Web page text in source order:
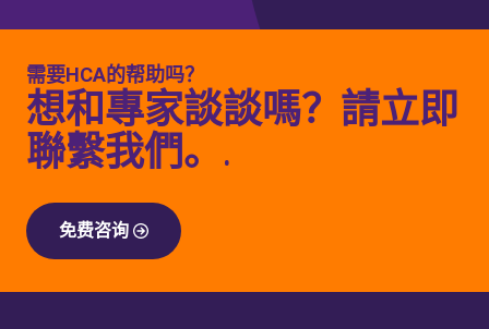
需要HCA的帮助吗？
想和專家談談嗎？請立即
聯繫我們。.
免费咨询